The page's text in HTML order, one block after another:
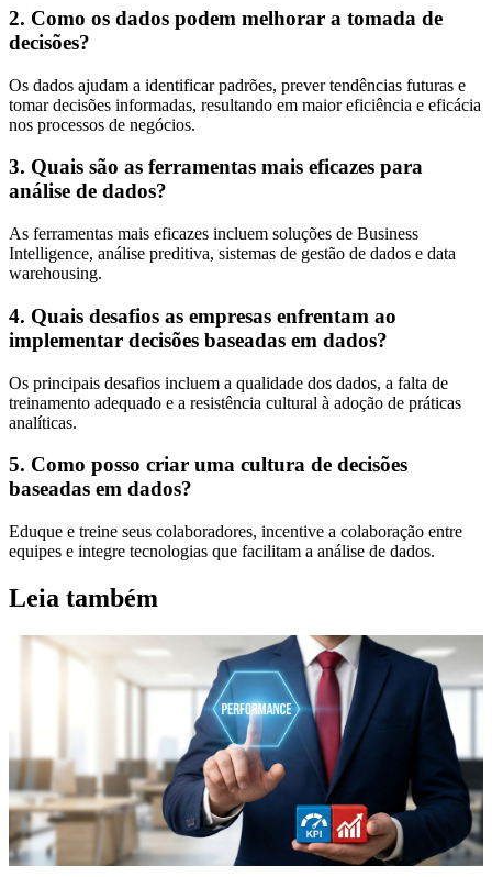
2. Como os dados podem melhorar a tomada de
decisões?
Os dados ajudam a identificar padrões, prever tendências futuras e
tomar decisões informadas, resultando em maior eficiência e eficácia
nos processos de negócios.
3. Quais são as ferramentas mais eficazes para
análise de dados?
As ferramentas mais eficazes incluem soluções de Business
Intelligence, análise preditiva, sistemas de gestão de dados e data
warehousing.
4. Quais desafios as empresas enfrentam ao
implementar decisões baseadas em dados?
Os principais desafios incluem a qualidade dos dados, a falta de
treinamento adequado e a resistência cultural à adoção de práticas
analíticas.
5. Como posso criar uma cultura de decisões
baseadas em dados?
Eduque e treine seus colaboradores, incentive a colaboração entre
equipes e integre tecnologias que facilitam a análise de dados.
Leia também